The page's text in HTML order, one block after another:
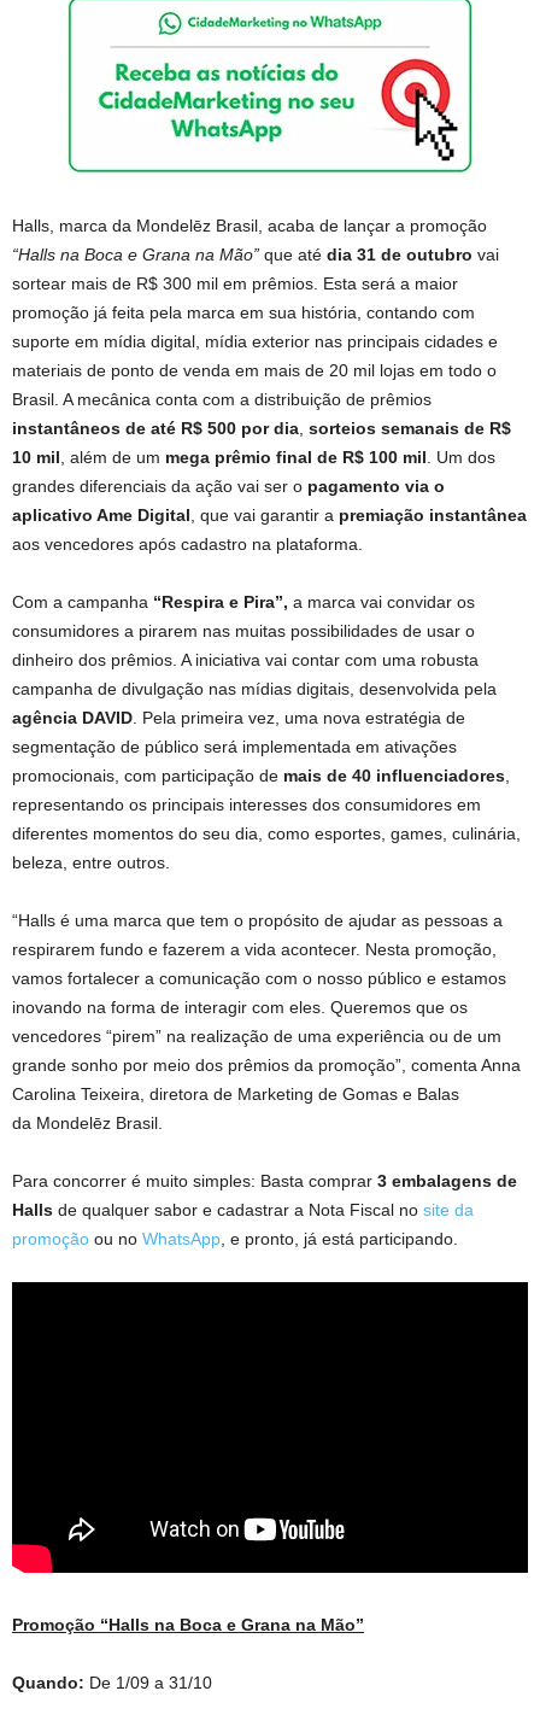
Halls, marca da Mondelēz Brasil, acaba de lançar a promoção
“Halls na Boca e Grana na Mão” que até dia 31 de outubro vai
sortear mais de R$ 300 mil em prêmios. Esta será a maior
promoção já feita pela marca em sua história, contando com
suporte em mídia digital, mídia exterior nas principais cidades e
materiais de ponto de venda em mais de 20 mil lojas em todo o
Brasil. A mecânica conta com a distribuição de prêmios
instantâneos de até R$ 500 por dia sorteios semanais de R$
10 mil , além de um mega prêmio final de R$ 100 mil . Um dos
grandes diferenciais da ação vai ser o pagamento via o
aplicativo Ame Digital , que vai garantir a premiação instantânea
aos vencedores após cadastro na plataforma.
Com a campanha “Respira e Pira”, a marca vai convidar os
consumidores a pirarem nas muitas possibilidades de usar o
dinheiro dos prêmios. A iniciativa vai contar com uma robusta
campanha de divulgação nas mídias digitais, desenvolvida pela
agência DAVID . Pela primeira vez, uma nova estratégia de
segmentação de público será implementada em ativações
promocionais, com participação de mais de 40 influenciadores
representando os principais interesses dos consumidores em
diferentes momentos do seu dia, como esportes, games, culinária,
beleza, entre outros.
“Halls é uma marca que tem o propósito de ajudar as pessoas a
respirarem fundo e fazerem a vida acontecer. Nesta promoção,
vamos fortalecer a comunicação com o nosso público e estamos
inovando na forma de interagir com eles. Queremos que os
vencedores “pirem” na realização de uma experiência ou de um
grande sonho por meio dos prêmios da promoção”, comenta Anna
Carolina Teixeira, diretora de Marketing de Gomas e Balas
da Mondelēz Brasil.
Para concorrer é muito simples: Basta comprar 3 embalagens de
Halls de qualquer sabor e cadastrar a Nota Fiscal no site da
promoção ou no WhatsApp , e pronto, já está participando.
Promoção “Halls na Boca e Grana na Mão”
Quando: De 1/09 a 31/10